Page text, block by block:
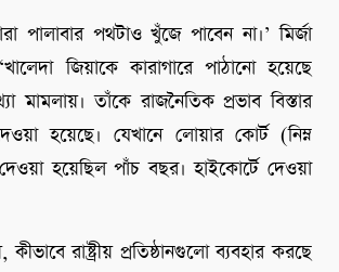
পালাবার পথটাও খুঁজে পাবেন না।’ মির্জা
জিয়াকে কারাগারে পাঠানো হয়েছে
মামলায়। তাঁকে রাজনৈতিক প্রভাব বিস্তার
হয়েছে। যেখানে লোয়ার কোর্ট (নিম্ন
হয়েছিল পাঁচ বছর। হাইকোর্টে দেওয়া
রাষ্ট্রীয় প্রতিষ্ঠানগুলো ব্যবহার করছে